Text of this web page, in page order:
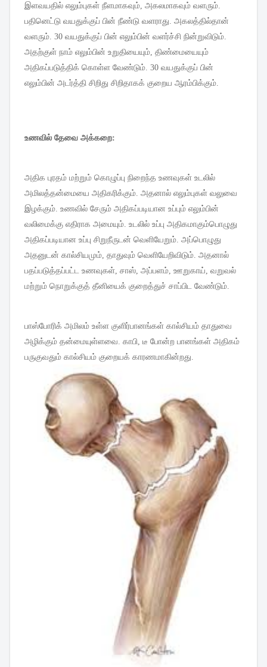
இளவயதில் எலும்புகள் நீளமாகவும் அகலமாகவும் வளரும்
பதினெட்டு வயதுக்குப் பின் நீண்டு வளராது அகலத்தில்தான்
வளரும் . 30 வயதுக்குப் பின் எலும்பின் வளர்ச்சி நின்றுவிடும்
அதற்குள் நாம் எலும்பின் உறுதியையும் திண்மையையும்
அதிகப்படுத்திக் கொள்ள வேண்டும் . 30 வயதுக்குப் பின்
எலும்பின் அடர்த்தி சிறிது சிறிதாகக் குறைய ஆரம்பிக்கும்
உணவில் தேவை அக்கறை:
அதிக புரதம் மற்றும் கொழுப்பு நிறைந்த உணவுகள் உடலில்
அமிலத்தன்மையை அதிகரிக்கும் அதனால் எலும்புகள் வலுவை
இழக்கும் உணவில் சேரும் அதிகப்படியான உப்பும் எலும்பின்
வலிமைக்கு எதிராக அமையும் உடலில் உப்பு அதிகமாகும்பொழுது
அதிகப்படியான உப்பு சிறுநீருடன் வெளியேறும் அப்பொழுது
அதனுடன் கால்சியமும் தாதுவும் வெளியேறிவிடும் அதனால்
பதப்படுத்தப்பட்ட
உணவுகள் சாஸ் அப்பளம் ஊறுகாய் வறுவல்
மற்றும் நொறுக்குத் தீனியைக் குறைத்துச் சாப்பிட வேண்டும்
பாஸ்போரிக் அமிலம் உள்ள குளிர்பானங்கள் கால்சியம் தாதுவை
அழிக்கும் தன்மையுள்ளவை காபி டீ போன்ற பானங்கள் அதிகம்
பருகுவதும் கால்சியம் குறையக் காரணமாகின்றது